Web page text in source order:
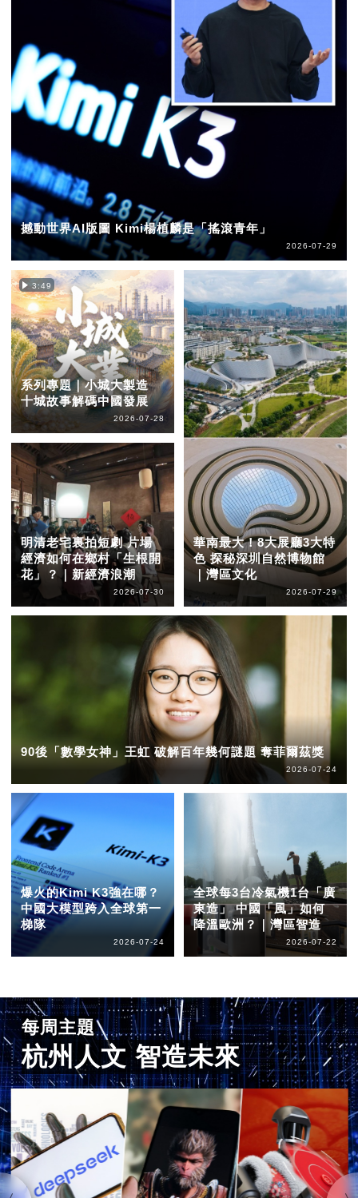
撼動世界AI版圖 Kimi楊植麟是「搖滾青年」
2026-07-29
3:49
系列專題｜小城大製造
十城故事解碼中國發展
2026-07-28
明清老宅裏拍短劇 片場
經濟如何在鄉村「生根開
花」？｜新經濟浪潮
2026-07-30
華南最大！8大展廳3大特
色 探秘深圳自然博物館
｜灣區文化
2026-07-29
90後「數學女神」王虹 破解百年幾何謎題 奪菲爾茲獎
2026-07-24
爆火的Kimi K3強在哪？
中國大模型跨入全球第一
梯隊
2026-07-24
全球每3台冷氣機1台「廣
東造」 中國「風」如何
降溫歐洲？｜灣區智造
2026-07-22
每周主題
杭州人文 智造未來